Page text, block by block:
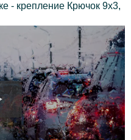
- крепление Крючок 9x3,